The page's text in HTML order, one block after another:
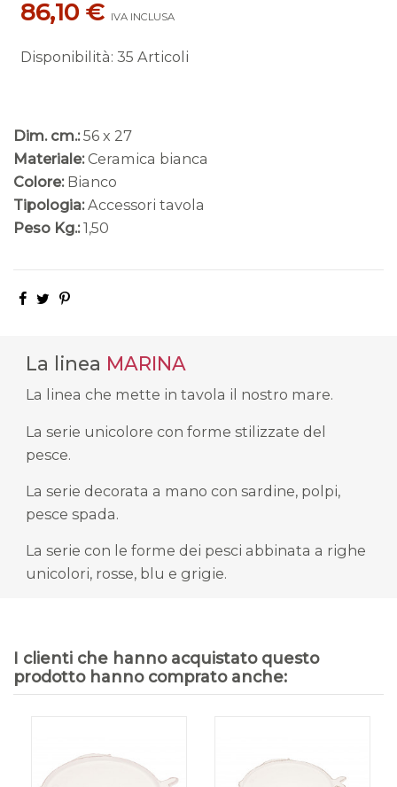
86,10 € IVA INCLUSA
Disponibilità: 35 Articoli
Dim. cm.: 56 x 27
Materiale: Ceramica bianca
Colore: Bianco
Tipologia: Accessori tavola
Peso Kg.: 1,50
La linea MARINA
La linea che mette in tavola il nostro mare.
La serie unicolore con forme stilizzate del
pesce.
La serie decorata a mano con sardine, polpi,
pesce spada.
La serie con le forme dei pesci abbinata a righe
unicolori, rosse, blu e grigie.
I clienti che hanno acquistato questo
prodotto hanno comprato anche: